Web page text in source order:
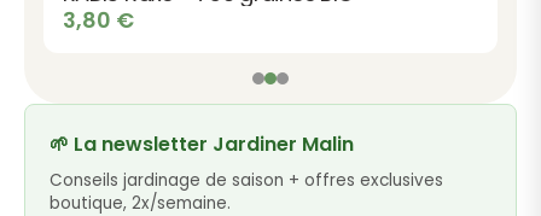
3,80 €
🌱 La newsletter Jardiner Malin
Conseils jardinage de saison + offres exclusives
boutique, 2x/semaine.